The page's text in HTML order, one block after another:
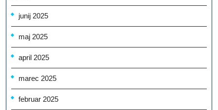
junij 2025
maj 2025
april 2025
marec 2025
februar 2025